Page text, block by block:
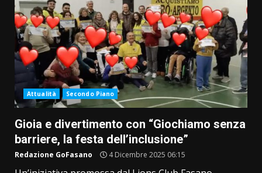
Attualità Secondo Piano
Gioia e divertimento con “Giochiamo senza
barriere, la festa dell’inclusione”
Redazione GoFasano 4 Dicembre 2025 06:15